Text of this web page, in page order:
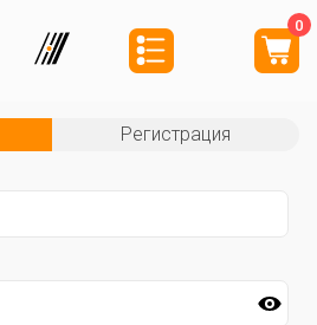
0
Регистрация